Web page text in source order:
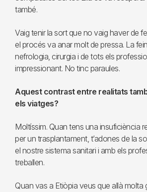
també.
Vaig tenir la sort que no vaig haver de
el procés va anar molt de pressa. La
nefrologia, cirurgia i de tots els
impressionant. No tinc paraules.
Aquest contrast entre realitats
els viatges?
Moltíssim. Quan tens una insuficiència
per un trasplantament, t’adones de la
el nostre sistema sanitari i amb els
treballen.
Quan vas a Etiòpia veus que allà molta